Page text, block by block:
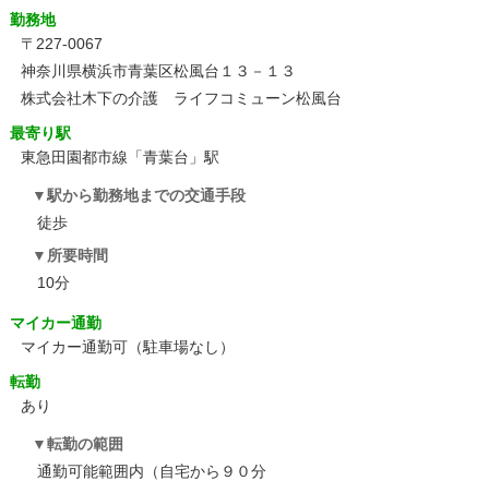
勤務地
〒227-0067
神奈川県横浜市青葉区松風台１３－１３
株式会社木下の介護 ライフコミューン松風台
最寄り駅
東急田園都市線「青葉台」駅
駅から勤務地までの交通手段
徒歩
所要時間
10分
マイカー通勤
マイカー通勤可（駐車場なし）
転勤
あり
転勤の範囲
通勤可能範囲内（自宅から９０分